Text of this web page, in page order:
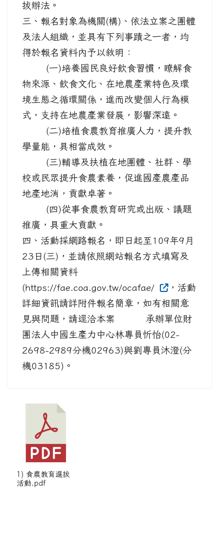
拔辦法。
三、報名對象為機關(構)、依法立案之團體
及法人組織，並具有下列事蹟之一者，均
得於報名資料內予以敘明：
(一)培養國民良好飲食習慣，瞭解食
物來源、飲食文化、在地農產業特色及環
境生態之循環關係，進而改變個人行為模
式，支持在地農產業發展，影響深遠。
(二)培植食農教育推廣人力，提升教
學量能，具相當成效。
(三)輔導及扶植在地團體、社群、學
校或民眾提升食農素養，促進國產農產品
地產地消，貢獻卓著。
(四)從事食農教育研究或出版、議題
推廣，具重大貢獻。
四、活動採網路報名，即日起至109年9月
23日(三)，並請依照網站報名方式填寫及
上傳相關資料
(https://fae.coa.gov.tw/ocafae/
，活動
詳細資訊請詳附件報名簡章，如有相關意
見與問題，請逕洽本案 承辦單位財
團法人中國生產力中心林專員忻怡(02-
2698-2989分機02963)與劉專員沐澄(分
機03185)。
1) 食農教育選拔
活動.pdf